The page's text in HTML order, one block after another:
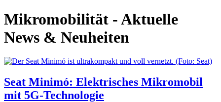
Mikromobilität - Aktuelle
News & Neuheiten
Seat Minimó: Elektrisches Mikromobil
mit 5G-Technologie